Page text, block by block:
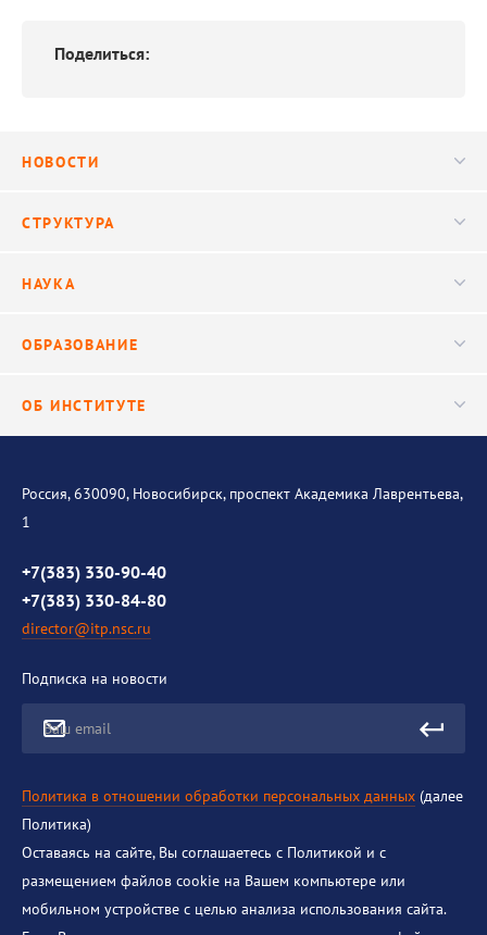
Поделиться:
НОВОСТИ
Видео
СТРУКТУРА
Научные подразделения
НАУКА
Исследования
ОБРАЗОВАНИЕ
ОБ ИНСТИТУТЕ
История института
Контакты
Противодействие коррупции
Россия, 630090, Новосибирск, проспект Академика Лаврентьева,
1
+7(383) 330-90-40
+7(383) 330-84-80
director@itp.nsc.ru
Подписка на новости
Ваш email
Политика в отношении обработки персональных данных (далее
Политика)
Оставаясь на сайте, Вы соглашаетесь с Политикой и с
размещением файлов cookie на Вашем компьютере или
мобильном устройстве с целью анализа использования сайта.